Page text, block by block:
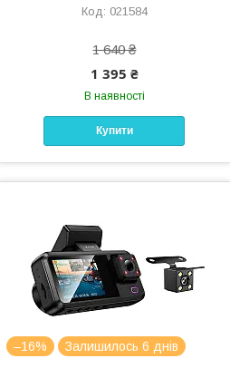
021584
1 640 ₴
1 395 ₴
В наявності
Купити
–16% Залишилось 6 днів